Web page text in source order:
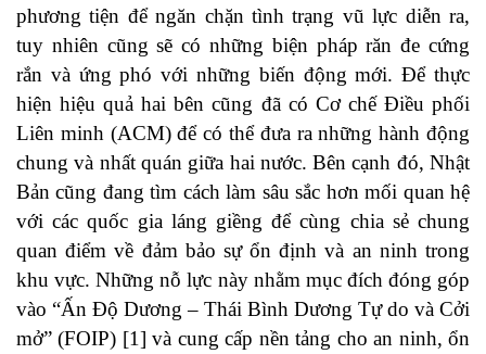
phương tiện để ngăn chặn tình trạng vũ lực diễn ra,
tuy nhiên cũng sẽ có những biện pháp răn đe cứng
rắn và ứng phó với những biến động mới. Để thực
hiện hiệu quả hai bên cũng đã có Cơ chế Điều phối
Liên minh (ACM) để có thể đưa ra những hành động
chung và nhất quán giữa hai nước. Bên cạnh đó, Nhật
Bản cũng đang tìm cách làm sâu sắc hơn mối quan hệ
với các quốc gia láng giềng để cùng chia sẻ chung
quan điểm về đảm bảo sự ổn định và an ninh trong
khu vực. Những nỗ lực này nhằm mục đích đóng góp
vào “Ấn Độ Dương – Thái Bình Dương Tự do và Cởi
mở” (FOIP) [1] và cung cấp nền tảng cho an ninh, ổn